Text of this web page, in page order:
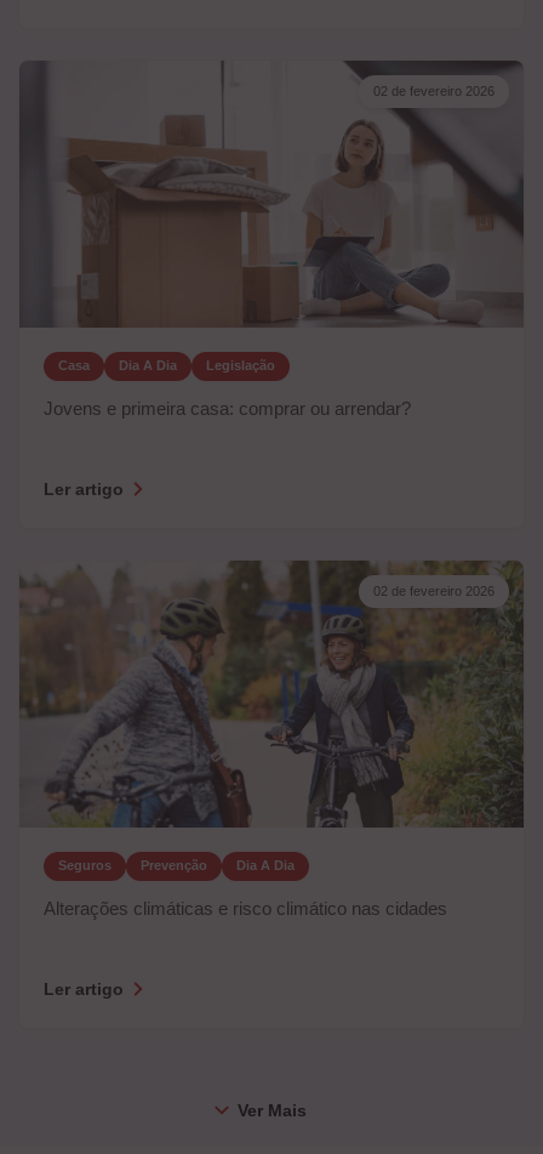
02 de fevereiro 2026
Casa Dia A Dia Legislação
Jovens e primeira casa: comprar ou arrendar?
Ler artigo
02 de fevereiro 2026
Seguros Prevenção Dia A Dia
Alterações climáticas e risco climático nas cidades
Ler artigo